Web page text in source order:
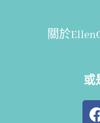
關於
或